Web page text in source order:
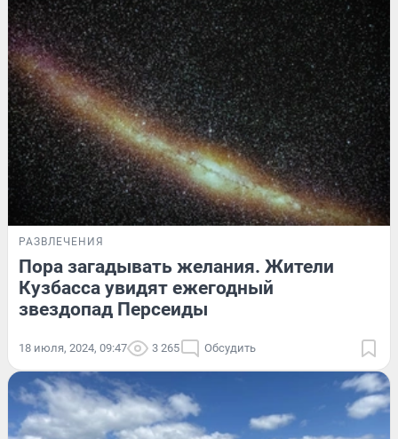
РАЗВЛЕЧЕНИЯ
Пора загадывать желания. Жители
Кузбасса увидят ежегодный
звездопад Персеиды
18 июля, 2024, 09:47 3 265 Обсудить